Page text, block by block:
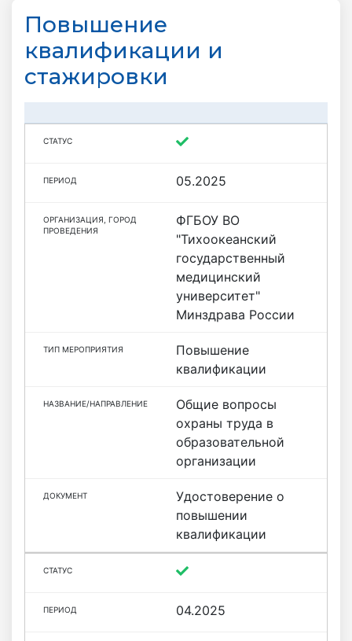
Повышение
квалификации и
cтажировки
05.2025
ФГБОУ ВО
"Тихоокеанский
государственный
медицинский
университет"
Минздрава России
Повышение
квалификации
Общие вопросы
охраны труда в
образовательной
организации
Удостоверение о
повышении
квалификации
04.2025